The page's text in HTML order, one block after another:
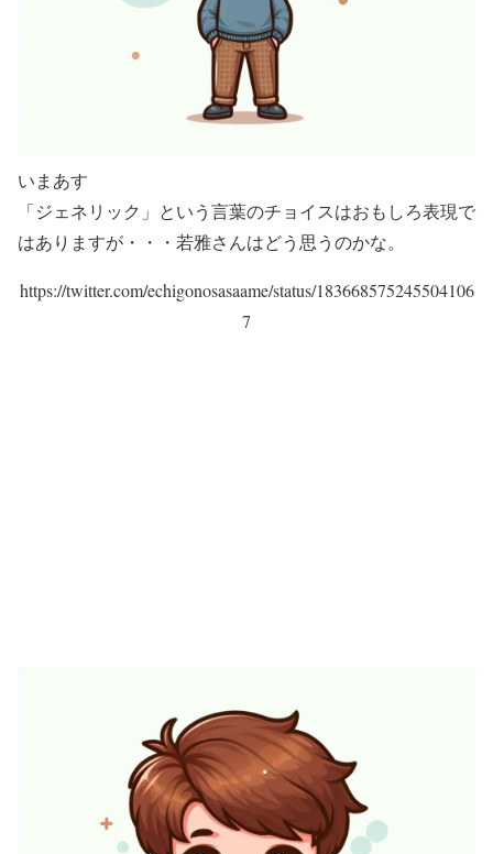
いまあす
「ジェネリック」という言葉のチョイスはおもしろ表現で
はありますが・・・若雅さんはどう思うのかな。
https://twitter.com/echigonosasaame/status/183668575245504106
7